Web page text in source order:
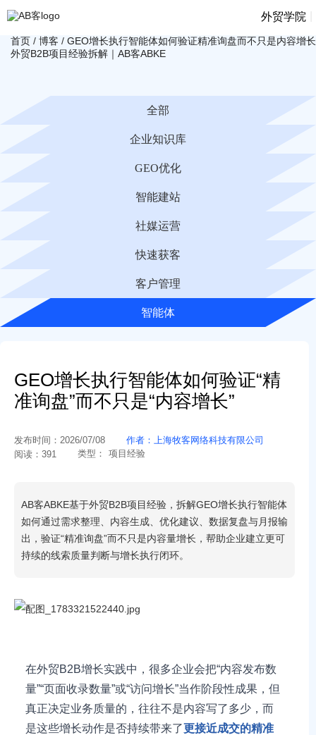
外贸学院
首页 / 博客 / GEO增长执行智能体如何验证精准询盘而不只是内容增
外贸B2B项目经验拆解｜AB客ABKE
全部
企业知识库
GEO优化
智能建站
社媒运营
快速获客
客户管理
智能体
GEO增长执行智能体如何验证“精
准询盘”而不只是“内容增长”
发布时间： 2026/07/08 作者： 上海牧客网络科技有限公司
阅读： 391 类型： 项目经验
AB客ABKE基于外贸B2B项目经验，拆解GEO增长执行智能体
如何通过需求整理、内容生成、优化建议、数据复盘与月报输
出，验证“精准询盘”而不只是内容量增长，帮助企业建立更可
持续的线索质量判断与增长执行闭环。
在外贸B2B增长实践中，很多企业会把“内容发布数
量”“页面收录数量”或“访问增长”当作阶段性成果，但
真正决定业务质量的，往往不是内容写了多少，而
是这些增长动作是否持续带来了更接近成交的精准